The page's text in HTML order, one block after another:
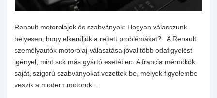
Renault motorolajok és szabványok: Hogyan válasszunk
helyesen, hogy elkerüljük a rejtett problémákat? A Renault
személyautók motorolaj-választása jóval több odafigyelést
igényel, mint sok más gyártó esetében. A francia mérnökök
saját, szigorú szabványokat vezettek be, melyek figyelembe
veszik a modern motorok …